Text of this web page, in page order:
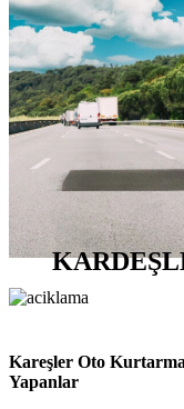
Kareşler Oto
Yapanlar